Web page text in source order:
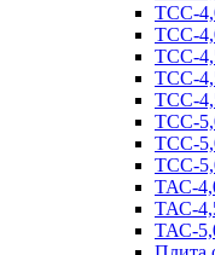
ТСС-
ТСС-
ТСС-
ТСС-
ТСС-
ТСС-
ТСС-
ТСС-
ТАС-
ТАС-
ТАС-